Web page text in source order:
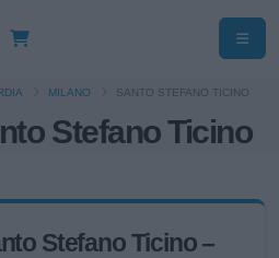
Stefano Ticino
MILANO SANTO STEFANO TICINO
Stefano Ticino –